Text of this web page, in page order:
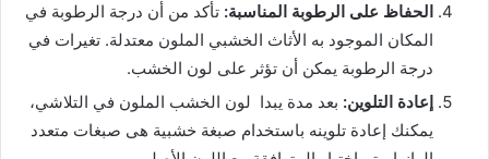
الحفاظ على الرطوبة المناسبة: تأكد من أن درجة الرطوبة في
المكان الموجود به الأثاث الخشبي الملون معتدلة. تغيرات في
درجة الرطوبة يمكن أن تؤثر على لون الخشب.
إعادة التلوين: بعد مدة يبدا لون الخشب الملون في التلاشي،
يمكنك إعادة تلوينه باستخدام صبغة خشبية هى صبغات متعدد